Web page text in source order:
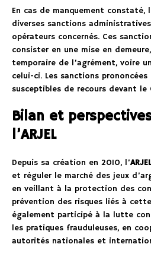
En cas de manquement
diverses sanctions
opérateurs concernés. Ces
consister en une mise en
temporaire de l’agrément, voire
celui-ci. Les sanctions prononcées
susceptibles de recours devant le
Bilan et
l’ARJEL
Depuis sa création en 2010, l’ARJEL
et réguler le marché des jeux
en veillant à la protection des
prévention des risques liés à
également participé à la lutte
les pratiques frauduleuses, en
autorités nationales et